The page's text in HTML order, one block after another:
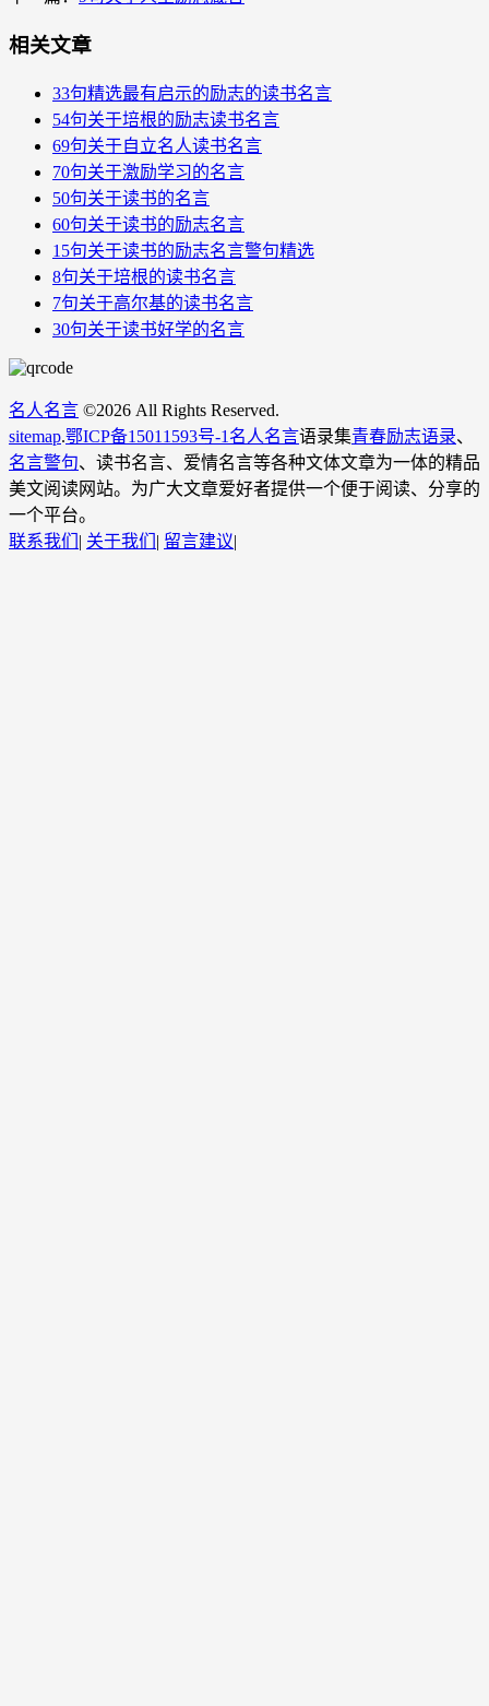
相关文章
33句精选最有启示的励志的读书名言
54句关于培根的励志读书名言
69句关于自立名人读书名言
70句关于激励学习的名言
50句关于读书的名言
60句关于读书的励志名言
15句关于读书的励志名言警句精选
8句关于培根的读书名言
7句关于高尔基的读书名言
30句关于读书好学的名言
名人名言 ©2026 All Rights Reserved.
sitemap.鄂ICP备15011593号-1 名人名言语录集青春励志语录、
名言警句、读书名言、爱情名言等各种文体文章为一体的精品
美文阅读网站。为广大文章爱好者提供一个便于阅读、分享的
一个平台。
联系我们 | 关于我们 | 留言建议|